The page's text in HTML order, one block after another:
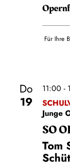
Für Ihre
Do
19
11:00 -
Junge
SO
Tom